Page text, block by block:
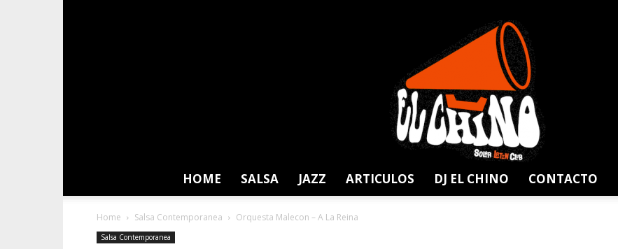
HOME SALSA JAZZ ARTICULOS DJ EL CHINO CONTACTO
Home Salsa Contemporanea Orquesta Malecon – A La Reina
Salsa Contemporanea